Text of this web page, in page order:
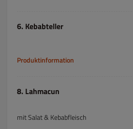
6. Kebabteller
Produktinformation
8. Lahmacun
mit Salat & Kebabfleisch